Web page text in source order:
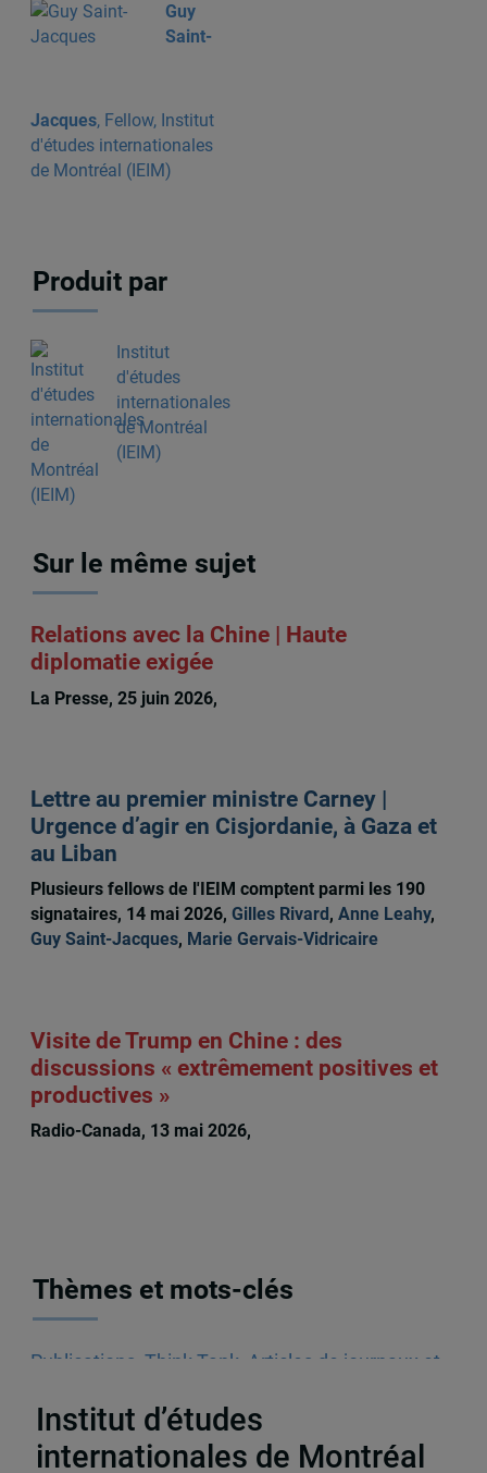
Guy
Saint-
Jacques, Fellow, Institut
d'études internationales
de Montréal (IEIM)
Produit par
Institut
d'études
internationales
de Montréal
(IEIM)
Sur le même sujet
Relations avec la Chine | Haute
diplomatie exigée
La Presse, 25 juin 2026,
Lettre au premier ministre Carney |
Urgence d’agir en Cisjordanie, à Gaza et
au Liban
Plusieurs fellows de l'IEIM comptent parmi les 190
signataires, 14 mai 2026, Gilles Rivard , Anne Leahy,
Guy Saint-Jacques, Marie Gervais-Vidricaire
Visite de Trump en Chine : des
discussions « extrêmement positives et
productives »
Radio-Canada, 13 mai 2026,
Thèmes et mots-clés
Publications Think Tank
Articles de journaux et
Institut d’études
internationales de Montréal